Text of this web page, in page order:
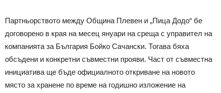
Партньорството между Община Плевен и „Пица Додо“ бе
договорено в края на месец януари на среща с управител на
компанията за България Бойко Сачански. Тогава бяха
обсъдени и конкретни съвместни прояви. Част от съвместна
инициатива ще бъде официалното откриване на новото
място за хранене по време на годишно изложение на